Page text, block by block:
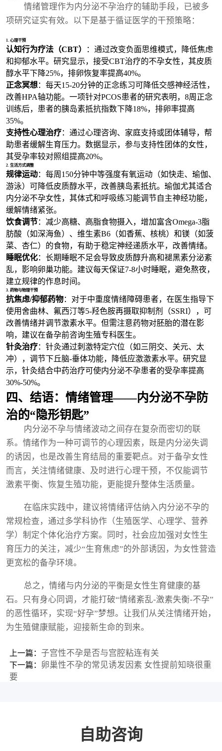
情绪管理作为内分泌不孕治疗的辅助手段，已被多
项研究证实有效。以下是基于循证医学的干预策略：
1. 心理干预
认知行为疗法（CBT）
：通过改变负面思维模式，降低焦虑
和抑郁水平。研究显示，接受CBT治疗的不孕女性，其皮质
醇水平下降25%，排卵恢复率提高40%。
正念冥想：每天15-20分钟的正念练习可降低交感神经活性，
改善HPA轴功能。一项针对PCOS患者的研究表明，8周正念
训练后，患者的胰岛素抵抗指数下降18%，排卵率提高
35%。
支持性心理治疗：通过心理咨询、家庭支持或团体辅导，帮
助患者缓解生育压力。数据显示，参与支持性团体的女性，
其受孕率较对照组提高20%。
2. 生活方式调整
规律运动：每周150分钟中等强度有氧运动（如快走、瑜伽、
游泳）可降低皮质醇水平，改善胰岛素抵抗。瑜伽尤其适合
内分泌不孕女性，其体式和呼吸练习能调节自主神经功能，
缓解情绪紧张。
饮食调节：减少高糖、高脂食物摄入，增加富含Omega-3脂
肪酸（如深海鱼）、维生素B6（如香蕉、核桃）和镁（如菠
菜、杏仁）的食物，有助于稳定神经递质水平，改善情绪。
睡眠优化：长期睡眠不足会导致皮质醇升高和褪黑素分泌紊
乱，影响卵巢功能。建议每天保证7-8小时睡眠，避免熬夜，
建立规律的作息时间。
3. 药物与物理干预
抗焦虑/抑郁药物：对于中重度情绪障碍患者，在医生指导下
使用舍曲林、氟西汀等5-羟色胺再摄取抑制剂（SSRI），可
改善情绪并调节激素水平。但需注意药物对胚胎的潜在影
响，建议在备孕前咨询生殖专科医生。
针灸治疗：针灸通过刺激特定穴位（如三阴交、关元、太
冲），调节下丘脑-垂体功能，降低应激激素水平。研究显
示，针灸结合中药治疗可使内分泌不孕患者的受孕率提高
30%-50%。
四、结语：情绪管理——内分泌不孕防
治的“隐形钥匙”
内分泌不孕与情绪波动之间存在复杂而密切的联
系。情绪作为一种可调节的心理因素，既是内分泌失调
的诱因，也是改善生育结局的重要靶点。对于备孕女性
而言，关注情绪健康、及时进行心理干预，不仅能调节
激素平衡、恢复生殖功能，更能提升整体生活质量。
在临床实践中，建议将情绪评估纳入内分泌不孕的
常规检查，通过多学科协作（生殖医学、心理学、营养
学）制定个体化治疗方案。同时，社会应加强对女性生
育压力的关注，减少“生育焦虑”的外部诱因，为女性营造
更宽松的备孕环境。
总之，情绪与内分泌的平衡是女性生育健康的基
石。只有身心同调，才能打破“情绪紊乱-激素失衡-不孕”
的恶性循环，实现“好孕”梦想。让我们从关注情绪开始，
为生殖健康赋能，迎接新生命的到来。
上一篇：子宫性不孕是否与宫腔粘连有关
下一篇： 卵巢性不孕的常见诱发因素 女性提前知晓很重
要
自助咨询